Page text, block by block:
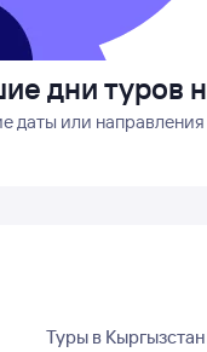
дни туров
даты или направления
Туры в Кыргызстан